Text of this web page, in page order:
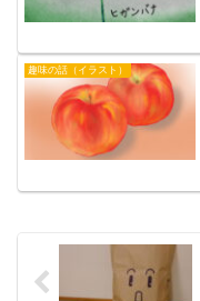
趣味の話（イラスト）